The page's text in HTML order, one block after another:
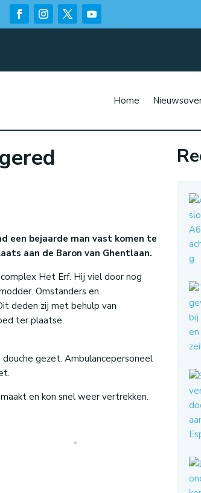
Home
een bejaarde man vast komen te
aan de Baron van Ghentlaan.
Het Erf. Hij viel door nog
Omstanders en
deden zij met behulp van
ter plaatse.
gezet. Ambulancepersoneel
en kon snel weer vertrekken.